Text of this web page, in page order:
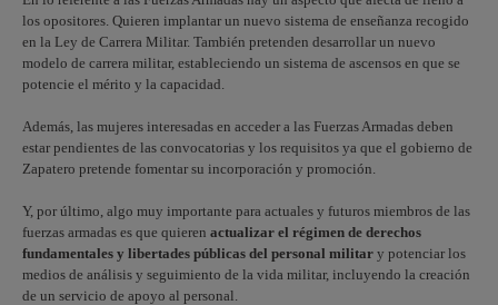
los opositores. Quieren implantar un nuevo sistema de enseñanza recogido
en la Ley de Carrera Militar. También pretenden desarrollar un nuevo
modelo de carrera militar, estableciendo un sistema de ascensos en que se
potencie el mérito y la capacidad.
Además, las mujeres interesadas en acceder a las Fuerzas Armadas deben
estar pendientes de las convocatorias y los requisitos ya que el gobierno de
Zapatero pretende fomentar su incorporación y promoción.
Y, por último, algo muy importante para actuales y futuros miembros de las
fuerzas armadas es que quieren actualizar el régimen de derechos
fundamentales y libertades públicas del personal militar y potenciar los
medios de análisis y seguimiento de la vida militar, incluyendo la creación
de un servicio de apoyo al personal.